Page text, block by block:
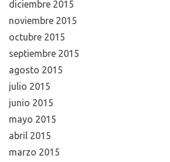
diciembre 2015
noviembre 2015
octubre 2015
septiembre 2015
agosto 2015
julio 2015
junio 2015
mayo 2015
abril 2015
marzo 2015